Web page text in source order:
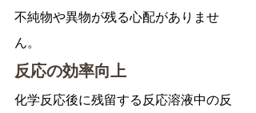
不純物や異物が残る心配がありませ
ん。
反応の効率向上
化学反応後に残留する反応溶液中の反